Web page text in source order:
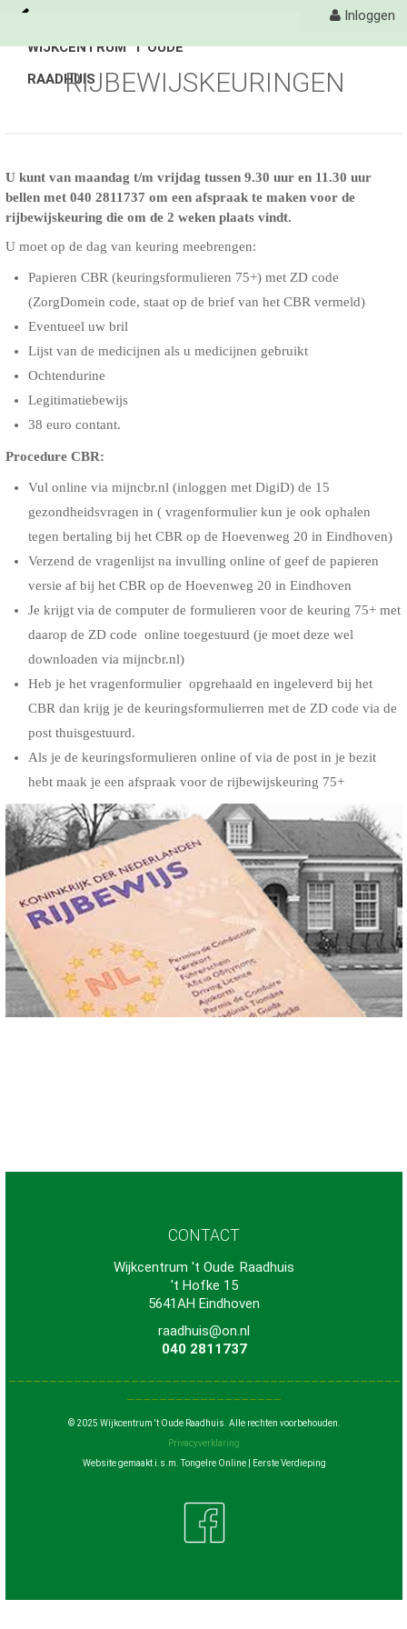
Naar content
Inloggen
WIJKCENTRUM 'T OUDE
RAADHUIS't Oude Raadhuis
Organisatie
Contact
RIJBEWIJSKEURINGEN
U kunt van maandag t/m vrijdag tussen 9.30 uur en 11.30 uur
bellen met 040 2811737 om een afspraak te maken voor de
rijbewijskeuring die om de 2 weken plaats vindt.
U moet op de dag van keuring meebrengen:
Papieren CBR (keuringsformulieren 75+) met ZD code
(ZorgDomein code, staat op de brief van het CBR vermeld)
Eventueel uw bril
Lijst van de medicijnen als u medicijnen gebruikt
Ochtendurine
Legitimatiebewijs
38 euro contant.
Procedure CBR:
Vul online via mijncbr.nl (inloggen met DigiD) de 15
gezondheidsvragen in ( vragenformulier kun je ook ophalen
tegen bertaling bij het CBR op de Hoevenweg 20 in Eindhoven)
Verzend de vragenlijst na invulling online of geef de papieren
versie af bij het CBR op de Hoevenweg 20 in Eindhoven
Je krijgt via de computer de formulieren voor de keuring 75+ met
daarop de ZD code online toegestuurd (je moet deze wel
downloaden via mijncbr.nl)
Heb je het vragenformulier opgrehaald en ingeleverd bij het
CBR dan krijg je de keuringsformulierren met de ZD code via de
post thuisgestuurd.
Als je de keuringsformulieren online of via de post in je bezit
hebt maak je een afspraak voor de rijbewijskeuring 75+
CONTACT
Wijkcentrum 't Oude Raadhuis
't Hofke 15
5641AH Eindhoven
raadhuis@on.nl
040 2811737
© 2025 Wijkcentrum 't Oude Raadhuis. Alle rechten voorbehouden.
Privacyverklaring
Website gemaakt i.s.m. Tongelre Online | Eerste Verdieping